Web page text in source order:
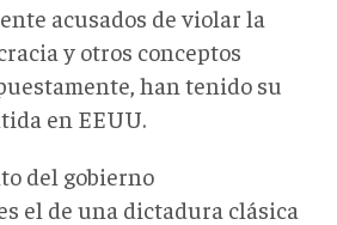
acusados de violar la
y otros conceptos
han tenido su
en EEUU.
del gobierno
el de una dictadura clásica